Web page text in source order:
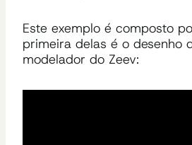
Este exemplo é composto
primeira delas é o desenho
modelador do Zeev: